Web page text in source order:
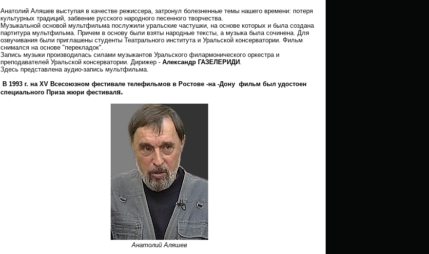
Анатолий Аляшев выступая в качестве режиссера, затронул болезненные темы нашего времени: потеря
культурных традиций, забвение русского народного песенного творчества.
Музыкальной основой мультфильма послужили уральские частушки, на основе которых и была создана
партитура мультфильма. Причем в основу были взяты народные тексты, а музыка была сочинена. Для
озвучивания были приглашены студенты Театрального института и Уральской консерватории. Фильм
снимался на основе "перекладок".
Запись музыки производилась силами музыкантов Уральского филармонического оркестра и
преподавателей Уральской консерватории. Дирижер - Александр ГАЗЕЛЕРИДИ
Здесь представлена аудио-запись мультфильма.
В 1993 г. на XV Всесоюзном фестивале телефильмов в Ростове -на -Дону фильм был удостоен
специального Приза жюри фестиваля.
Анатолий Аляшев